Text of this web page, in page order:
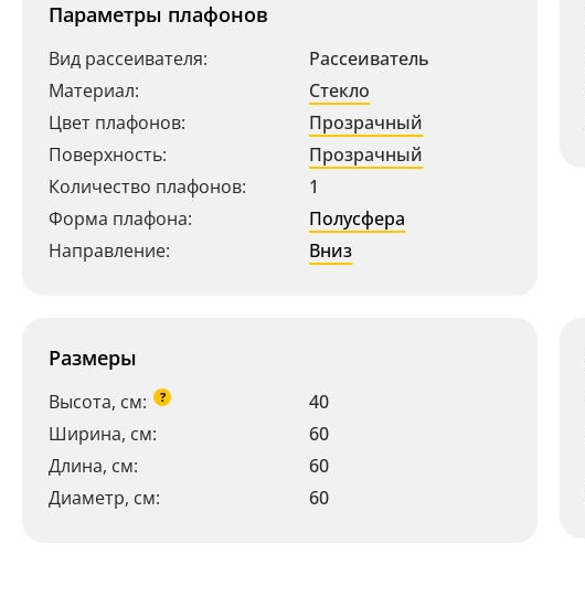
Параметры плафонов
Вид рассеивателя:
Рассеиватель
Материал:
Стекло
Цвет плафонов:
Прозрачный
Поверхность:
Прозрачный
Количество плафонов:
1
Форма плафона:
Полусфера
Направление:
Вниз
Размеры
Высота, см: ?
40
Ширина, см:
60
Длина, см:
60
Диаметр, см:
60